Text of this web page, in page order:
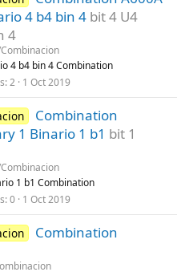
4 b4 bin 4 bit 4 U4
4
4 b4 bin 4 Combination
2 1 Oct 2019
Combination
1 Binario 1 b1 bit 1
1 b1 Combination
0 1 Oct 2019
Combination